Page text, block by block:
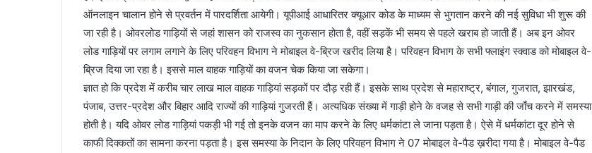
ऑनलाइन चालान होने से प्रवर्तन में पारदर्शिता आयेगी। यूपीआई आधारितर क्यूआर कोड के माध्यम से भुगतान करने की नई सुविधा भी शुरू की
जा रही है। ओवरलोड गाड़ियों से जहां शासन को राजस्व का नुकसान होता है, वहीं सड़कें भी समय से पहले खराब हो जाती हैं। अब इन ओवर
लोड गाड़ियों पर लगाम लगाने के लिए परिवहन विभाग ने मोबाइल वे-ब्रिज खरीद लिया है। परिवहन विभाग के सभी फ्लाइंग स्क्वाड को मोबाइल वे-
ब्रिज दिया जा रहा है। इससे माल वाहक गाड़ियों का वजन चेक किया जा सकेगा।
ज्ञात हो कि प्रदेश में करीब चार लाख माल वाहक गाड़ियां सड़कों पर दौड़ रही हैं। इसके साथ प्रदेश से महाराष्ट्र, बंगाल, गुजरात, झारखंड,
पंजाब, उत्तर-प्रदेश और बिहार आदि राज्यों की गाड़ियां गुजरती हैं। अत्यधिक संख्या में गाड़ी होने के वजह से सभी गाड़ी की जाँच करने में समस्या
होती है। यदि ओवर लोड गाड़ियां पकड़ी भी गई तो इनके वजन का माप करने के लिए धर्मकांटा ले जाना पड़ता है। ऐसे में धर्मकांटा दूर होने से
काफी दिक्कतों का सामना करना पड़ता है। इस समस्या के निदान के लिए परिवहन विभाग ने 07 मोबाइल वे-पैड ख़रीदा गया है। मोबाइल वे-पैड